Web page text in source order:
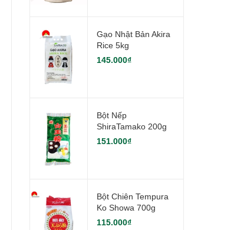
Gạo Nhật Bản Akira
Rice 5kg
145.000₫
Bột Nếp
ShiraTamako 200g
151.000₫
Bột Chiên Tempura
Ko Showa 700g
115.000₫